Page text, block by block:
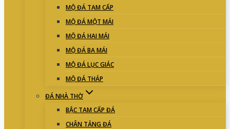
MỘ ĐÁ TAM CẤP
MỘ ĐÁ MỘT MÁI
MỘ ĐÁ HAI MÁI
MỘ ĐÁ BA MÁI
MỘ ĐÁ LỤC GIÁC
MỘ ĐÁ THÁP
ĐÁ NHÀ THỜ
BẬC TAM CẤP ĐÁ
CHÂN TẢNG ĐÁ